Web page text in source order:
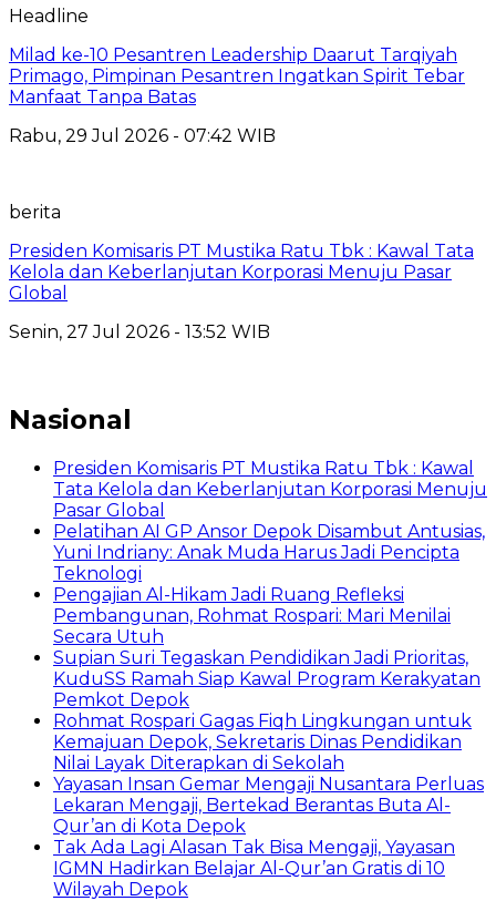
Headline
Milad ke-10 Pesantren Leadership Daarut Tarqiyah
Primago, Pimpinan Pesantren Ingatkan Spirit Tebar
Manfaat Tanpa Batas
Rabu, 29 Jul 2026 - 07:42 WIB
berita
Presiden Komisaris PT Mustika Ratu Tbk : Kawal Tata
Kelola dan Keberlanjutan Korporasi Menuju Pasar
Global
Senin, 27 Jul 2026 - 13:52 WIB
Nasional
Presiden Komisaris PT Mustika Ratu Tbk : Kawal
Tata Kelola dan Keberlanjutan Korporasi Menuju
Pasar Global
Pelatihan AI GP Ansor Depok Disambut Antusias,
Yuni Indriany: Anak Muda Harus Jadi Pencipta
Teknologi
Pengajian Al-Hikam Jadi Ruang Refleksi
Pembangunan, Rohmat Rospari: Mari Menilai
Secara Utuh
Supian Suri Tegaskan Pendidikan Jadi Prioritas,
KuduSS Ramah Siap Kawal Program Kerakyatan
Pemkot Depok
Rohmat Rospari Gagas Fiqh Lingkungan untuk
Kemajuan Depok, Sekretaris Dinas Pendidikan
Nilai Layak Diterapkan di Sekolah
Yayasan Insan Gemar Mengaji Nusantara Perluas
Lekaran Mengaji, Bertekad Berantas Buta Al-
Qur’an di Kota Depok
Tak Ada Lagi Alasan Tak Bisa Mengaji, Yayasan
IGMN Hadirkan Belajar Al-Qur’an Gratis di 10
Wilayah Depok